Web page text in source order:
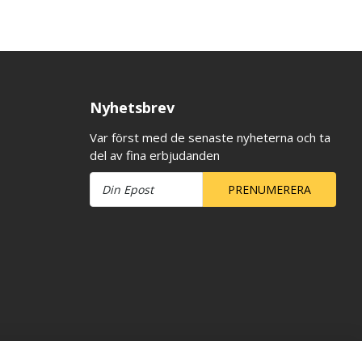
Nyhetsbrev
Var först med de senaste nyheterna och ta
del av fina erbjudanden
PRENUMERERA